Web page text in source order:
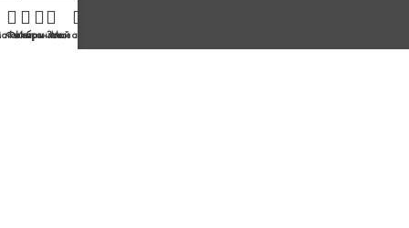
Текстиль
Уход
Фильтры
Избранное
Заказ
Мой аккаунт